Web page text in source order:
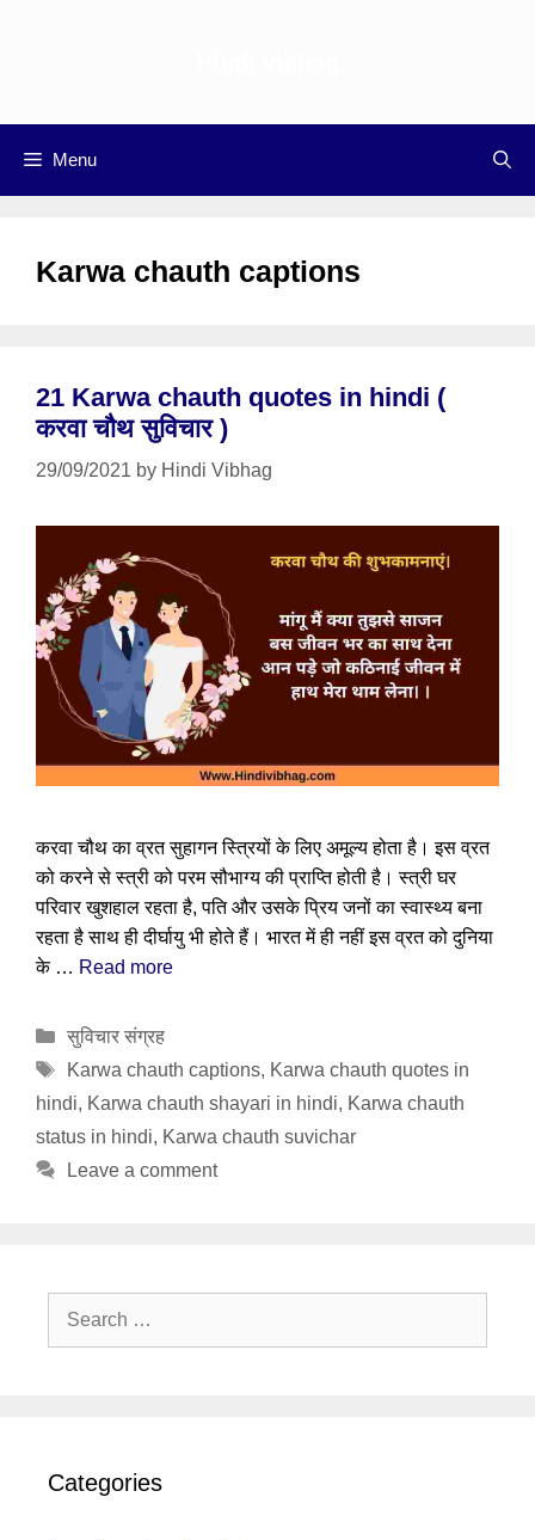
Menu
Karwa chauth captions
21 Karwa chauth quotes in hindi (
करवा चौथ सुविचार )
29/09/2021 by Hindi Vibhag
करवा चौथ का व्रत सुहागन स्त्रियों के लिए अमूल्य होता है। इस व्रत
को करने से स्त्री को परम सौभाग्य की प्राप्ति होती है। स्त्री घर
परिवार खुशहाल रहता है, पति और उसके प्रिय जनों का स्वास्थ्य बना
रहता है साथ ही दीर्घायु भी होते हैं। भारत में ही नहीं इस व्रत को दुनिया
के … Read more
Categories
सुविचार संग्रह
Tags
Karwa chauth captions, Karwa chauth quotes in
hindi, Karwa chauth shayari in hindi, Karwa chauth
status in hindi, Karwa chauth suvichar
Leave a comment
Search
Categories